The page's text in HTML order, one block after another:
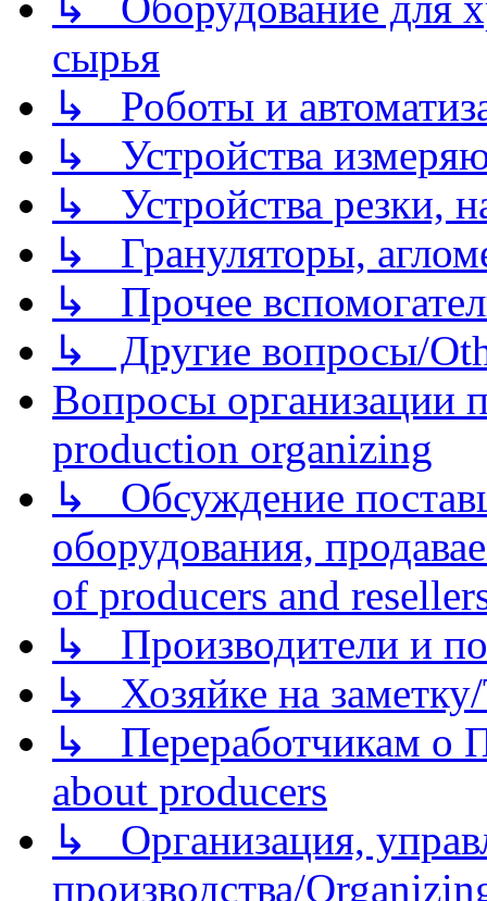
сырья
↳ Роботы и
↳ Устройства
↳ Устройства резки,
↳ Грануляторы,
↳ Прочее
↳ Другие вопросы/
Вопросы организации
production organizing
↳ Обсуждение
оборудования,
of producers and
↳ Производители и
↳ Хозяйке на
↳ Переработчикам о
about producers
↳ Организация,
производства/